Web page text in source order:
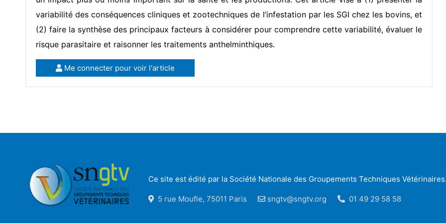
variabilité des conséquences cliniques et zootechniques de l’infestation par les SGI chez les bovins, et
(2) faire la synthèse des principaux facteurs à considérer pour comprendre cette variabilité, évaluer le
risque parasitaire et raisonner les traitements anthelminthiques.
Me connecter pour voir l'article
Ce site est édité par la Société Nationale des Groupements Techniques
5 rue Moufle, 75011 Paris sngtv@sngtv.org 01 49 29 58 58